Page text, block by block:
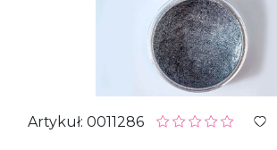
Artykuł: 0011286